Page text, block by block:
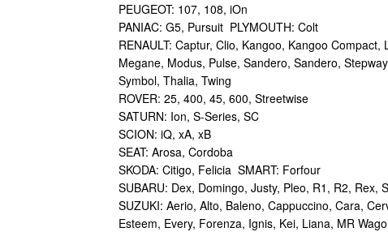
PEUGEOT: 107, 108, iOn
PANIAC: G5, Pursuit PLYMOUTH: Colt
RENAULT: Captur, Clio, Kangoo, Kangoo Compact,
Megane, Modus, Pulse, Sandero, Sandero,
Symbol, Thalia, Twing
ROVER: 25, 400, 45, 600, Streetwise
SATURN: Ion, S-Series, SC
SCION: iQ, xA, xB
SEAT: Arosa, Cordoba
SKODA: Citigo, Felicia SMART: Forfour
SUBARU: Dex, Domingo, Justy, Pleo, R1, R2, Rex,
SUZUKI: Aerio, Alto, Baleno, Cappuccino, Cara,
Esteem, Every, Forenza, Ignis, Kei, Liana, MR